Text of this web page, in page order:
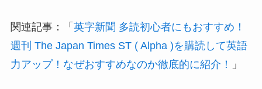
関連記事：「 英字新聞 多読初心者にもおすすめ！
週刊 The Japan Times ST ( Alpha )を購読して英語
力アップ！なぜおすすめなのか徹底的に紹介！
」